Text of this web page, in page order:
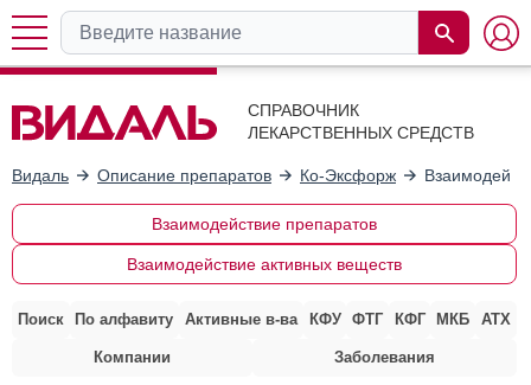
СПРАВОЧНИК
ЛЕКАРСТВЕННЫХ СРЕДСТВ
Видаль Описание препаратов Ко-Эксфорж
Взаимодействие препаратов
Взаимодействие активных веществ
Поиск По алфавиту Активные в-ва КФУ ФТГ КФГ МКБ АТХ
Компании Заболевания